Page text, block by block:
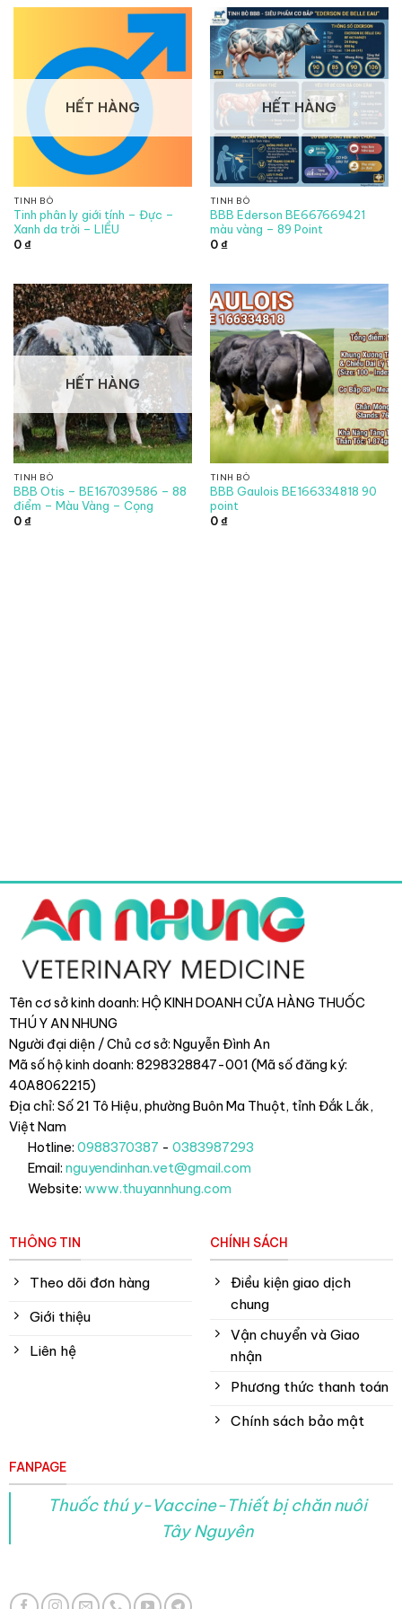
HẾT HÀNG
TINH BÒ
Tinh phân ly giới tính – Đực –
Xanh da trời – LIỀU
0₫
HẾT HÀNG
TINH BÒ
BBB Ederson BE667669421
màu vàng – 89 Point
0₫
HẾT HÀNG
TINH BÒ
BBB Otis – BE167039586 – 88
điểm – Màu Vàng – Cọng
0₫
TINH BÒ
BBB Gaulois BE166334818 90
point
0₫
Tên cơ sở kinh doanh: HỘ KINH DOANH CỬA HÀNG THUỐC
THÚ Y AN NHUNG
Người đại diện / Chủ cơ sở: Nguyễn Đình An
Mã số hộ kinh doanh: 8298328847-001 (Mã số đăng ký:
40A8062215)
Địa chỉ: Số 21 Tô Hiệu, phường Buôn Ma Thuột, tỉnh Đắk Lắk,
Việt Nam
Hotline: 0988370387 - 0383987293
Email: nguyendinhan.vet@gmail.com
Website: www.thuyannhung.com
THÔNG TIN
Theo dõi đơn hàng
Giới thiệu
Liên hệ
CHÍNH SÁCH
Điều kiện giao dịch
chung
Vận chuyển và Giao
nhận
Phương thức thanh toán
Chính sách bảo mật
FANPAGE
Thuốc thú y-Vaccine-Thiết bị chăn nuôi
Tây Nguyên